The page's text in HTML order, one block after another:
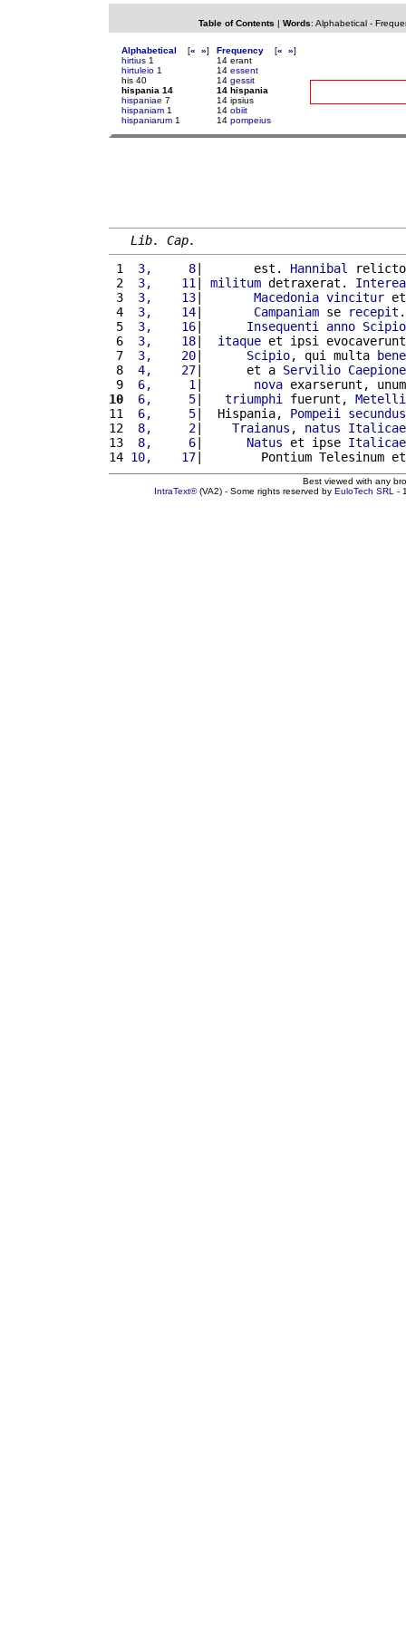
Table of Contents | Words: Alphabetical-
Alphabetical [« »]
hirtius 1
hirtuleio 1
his 40
hispania 14
hispaniae 7
hispaniam 1
hispaniarum 1
Frequency [« »]
14 erant
14 essent
14 gessit
14 hispania
14 ipsius
14 obiit
14 pompeius
Lib. Cap.
1
3,     8|       est. Hannibal
2
3,    11 | militum detraxerat. Interea
3
3,    13| Macedonia vincitur
4
3,    14| Campaniam se recepit
5
3,    16| Insequenti anno Scipio
6
3,    18| itaque et ipsi
7
3,    20| Scipio, qui multa bene
8
4,    27|      et a Servilio Caepione
9
6,     1 | nova exarserunt,
10
6,     5| triumphi fuerunt, Metelli
11
6,     5|  Hispania, Pompeii
secundus
12
8,     2| Traianus , natus
Italicae
13
8,     6| Natus et ipse Italicae
14 10,    17|        Pontium Telesinum
Best viewed with any
IntraText®(VA2) - Some rights reserved by EuloTech SRL -